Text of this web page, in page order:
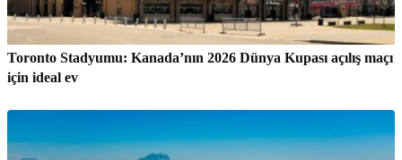
Toronto Stadyumu: Kanada’nın 2026 Dünya Kupası açılış maçı
için ideal ev